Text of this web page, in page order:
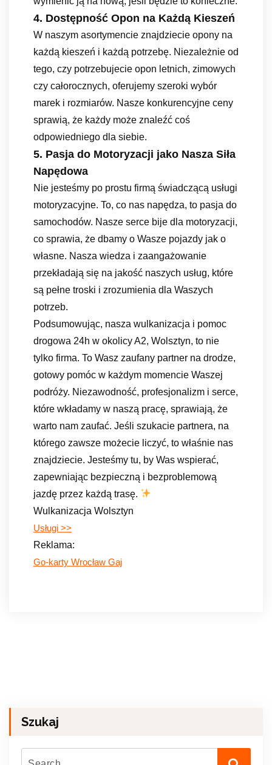
4. Dostępność Opon na Każdą Kieszeń
W naszym asortymencie znajdziecie opony na
każdą kieszeń i każdą potrzebę. Niezależnie od
tego, czy potrzebujecie opon letnich, zimowych
czy całorocznych, oferujemy szeroki wybór
marek i rozmiarów. Nasze konkurencyjne ceny
sprawią, że każdy może znaleźć coś
odpowiedniego dla siebie.
5. Pasja do Motoryzacji jako Nasza Siła
Napędowa
Nie jesteśmy po prostu firmą świadczącą usługi
motoryzacyjne. To, co nas napędza, to pasja do
samochodów. Nasze serce bije dla motoryzacji,
co sprawia, że dbamy o Wasze pojazdy jak o
własne. Nasza wiedza i zaangażowanie
przekładają się na jakość naszych usług, które
są pełne troski i zrozumienia dla Waszych
potrzeb.
Podsumowując, nasza wulkanizacja i pomoc
drogowa 24h w okolicy A2, Wolsztyn, to nie
tylko firma. To Wasz zaufany partner na drodze,
gotowy pomóc w każdym momencie Waszej
podróży. Niezawodność, profesjonalizm i serce,
które wkładamy w naszą pracę, sprawiają, że
warto nam zaufać. Jeśli szukacie partnera, na
którego zawsze możecie liczyć, to właśnie nas
znajdziecie. Jesteśmy tu, by Was wspierać,
zapewniając bezpieczną i bezproblemową
jazdę przez każdą trasę.
Wulkanizacja Wolsztyn
Usługi >>
Reklama:
Go-karty Wrocław Gaj
Szukaj